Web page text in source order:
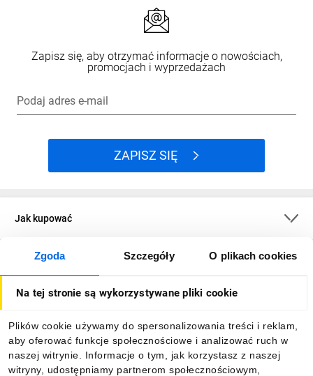
Zgoda Szczegóły O plikach cookies
Na tej stronie są wykorzystywane pliki cookie
Plików cookie używamy do spersonalizowania treści i reklam,
aby oferować funkcje społecznościowe i analizować ruch w
naszej witrynie. Informacje o tym, jak korzystasz z naszej
witryny, udostępniamy partnerom społecznościowym,
Zapisz się, aby otrzymać informacje o nowościach,
promocjach i wyprzedażach
Podaj adres e-mail
ZAPISZ SIĘ
Jak kupować
O firmie
Informacje